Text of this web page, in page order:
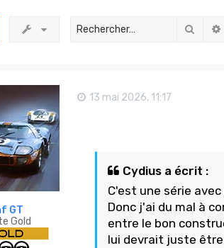
GT
Gold
13 mai 2026, 11:17
Cydius a écrit :
C'est une série avec
Donc j'ai du mal à
entre le bon
lui devrait juste